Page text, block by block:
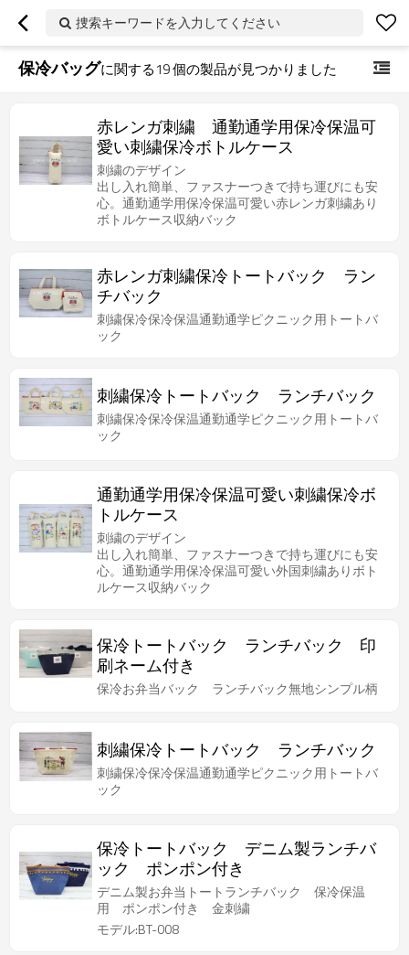
捜索キーワードを入力してください
保冷バッグに関する19個の製品が見つかりました
赤レンガ刺繍 通勤通学用保冷保温可
愛い刺繍保冷ボトルケース
刺繍のデザイン
出し入れ簡単、ファスナーつきで持ち運びにも安
心。通勤通学用保冷保温可愛い赤レンガ刺繍あり
ボトルケース収納バック
赤レンガ刺繍保冷トートバック ラン
チバック
刺繍保冷保冷保温通勤通学ピクニック用トートバ
ック
刺繍保冷トートバック ランチバック
刺繍保冷保冷保温通勤通学ピクニック用トートバ
ック
通勤通学用保冷保温可愛い刺繍保冷ボ
トルケース
刺繍のデザイン
出し入れ簡単、ファスナーつきで持ち運びにも安
心。通勤通学用保冷保温可愛い外国刺繍ありボト
ルケース収納バック
保冷トートバック ランチバック 印
刷ネーム付き
保冷お弁当バック ランチバック無地シンプル柄
刺繍保冷トートバック ランチバック
刺繍保冷保冷保温通勤通学ピクニック用トートバ
ック
保冷トートバック デニム製ランチバ
ック ポンポン付き
デニム製お弁当トートランチバック 保冷保温
用 ポンポン付き 金刺繍
モデル:BT-008